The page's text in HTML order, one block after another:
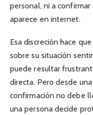
personal, ni a
aparece en internet.
Esa discreción hace
sobre su situación
puede resultar
directa. Pero desde
confirmación no debe
una persona decide